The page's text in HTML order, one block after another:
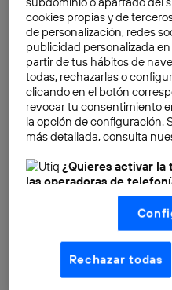
El elearning es
barata y atractiva de
formas de estudio
más eficaz que el método
Echemos un vistazo a las
para saber si es mejor la
cookies propias y de
de personalización, redes
publicidad personalizada
partir de tus hábitos de
todas, rechazarlas o
clicando en el botón
revocar tu consentimiento
la opción de configuración.
más detallada, consulta
¿Quieres activar la
las operadoras de
Nosotros, Telefónica S.A.,
realizar nuestras acciones
(como se describe en este
basadas en tu navegación
aquí(solo cuando
internet habilitada ,
operadoras de telefonía
Rechazar todas